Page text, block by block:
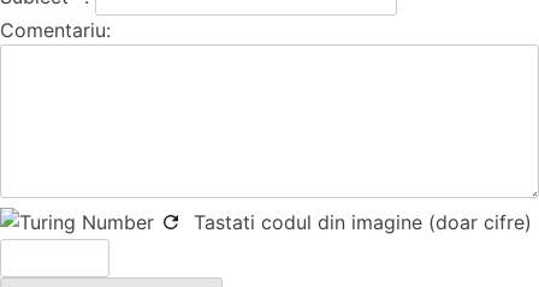
Comentariu:
Tastati codul din imagine (doar cifre)